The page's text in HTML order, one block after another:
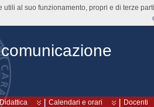
Didattica Calendari e orari Docenti
utili al suo funzionamento, propri e di terze